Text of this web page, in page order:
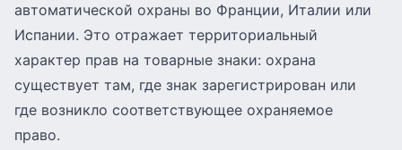
автоматической охраны во Франции, Италии или
Испании. Это отражает территориальный
характер прав на товарные знаки: охрана
существует там, где знак зарегистрирован или
где возникло соответствующее охраняемое
право.